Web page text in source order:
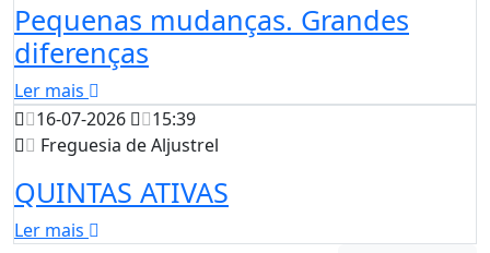
Pequenas mudanças. Grandes
diferenças
Ler mais
16-07-2026
15:39
Freguesia de Aljustrel
QUINTAS ATIVAS
Ler mais